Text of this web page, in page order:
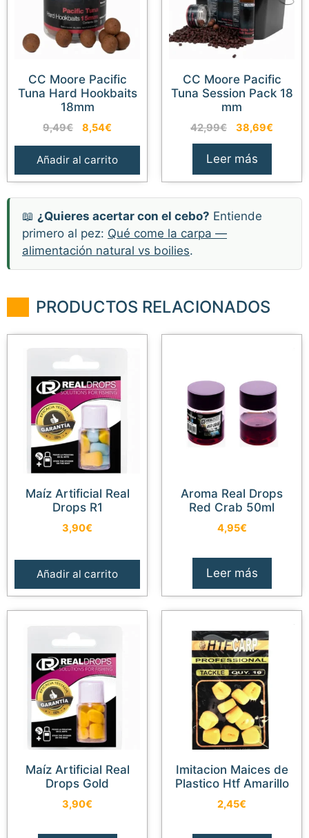
CC Moore Pacific
Tuna Hard Hookbaits
18mm
9,49€
El
original
9,49€.
8,54€
actual
8,54€.
Añadir al carrito
CC Moore Pacific
Tuna Session Pack 18
mm
42,99€
El
precio
original
42,99€.
38,69€
Leer más
📖 ¿Quieres acertar con el cebo? Entiende
primero al pez: Qué come la carpa —
alimentación natural vs boilies.
PRODUCTOS RELACIONADOS
Maíz Artificial Real
Drops R1
3,90€
Añadir al carrito
Aroma Real Drops
Red Crab 50ml
4,95€
Leer más
Maíz Artificial Real
Drops Gold
3,90€
Imitacion Maices de
Plastico Htf Amarillo
2,45€